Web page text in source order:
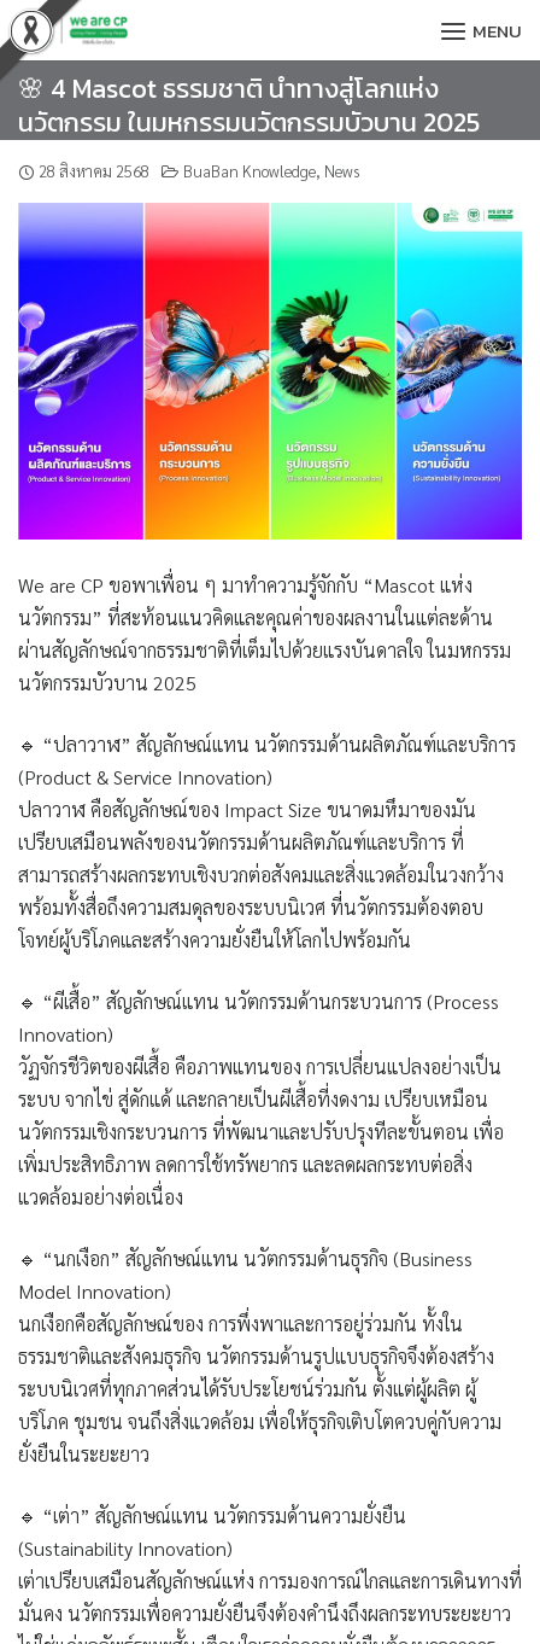
Skip
to
content
MENU
🌸 4 Mascot ธรรมชาติ นำทางสู่โลกแห่ง
นวัตกรรม ในมหกรรมนวัตกรรมบัวบาน 2025
28 สิงหาคม 2568 BuaBan Knowledge, News
We are CP ขอพาเพื่อน ๆ มาทำความรู้จักกับ “Mascot แห่ง
นวัตกรรม” ที่สะท้อนแนวคิดและคุณค่าของผลงานในแต่ละด้าน
ผ่านสัญลักษณ์จากธรรมชาติที่เต็มไปด้วยแรงบันดาลใจ ในมหกรรม
นวัตกรรมบัวบาน 2025
🔹 “ปลาวาฬ” สัญลักษณ์แทน นวัตกรรมด้านผลิตภัณฑ์และบริการ
(Product & Service Innovation)
ปลาวาฬ คือสัญลักษณ์ของ Impact Size ขนาดมหึมาของมัน
เปรียบเสมือนพลังของนวัตกรรมด้านผลิตภัณฑ์และบริการ ที่
สามารถสร้างผลกระทบเชิงบวกต่อสังคมและสิ่งแวดล้อมในวงกว้าง
พร้อมทั้งสื่อถึงความสมดุลของระบบนิเวศ ที่นวัตกรรมต้องตอบ
โจทย์ผู้บริโภคและสร้างความยั่งยืนให้โลกไปพร้อมกัน
🔹 “ผีเสื้อ” สัญลักษณ์แทน นวัตกรรมด้านกระบวนการ (Process
Innovation)
วัฏจักรชีวิตของผีเสื้อ คือภาพแทนของ การเปลี่ยนแปลงอย่างเป็น
ระบบ จากไข่ สู่ดักแด้ และกลายเป็นผีเสื้อที่งดงาม เปรียบเหมือน
นวัตกรรมเชิงกระบวนการ ที่พัฒนาและปรับปรุงทีละขั้นตอน เพื่อ
เพิ่มประสิทธิภาพ ลดการใช้ทรัพยากร และลดผลกระทบต่อสิ่ง
แวดล้อมอย่างต่อเนื่อง
🔹 “นกเงือก” สัญลักษณ์แทน นวัตกรรมด้านธุรกิจ (Business
Model Innovation)
นกเงือกคือสัญลักษณ์ของ การพึ่งพาและการอยู่ร่วมกัน ทั้งใน
ธรรมชาติและสังคมธุรกิจ นวัตกรรมด้านรูปแบบธุรกิจจึงต้องสร้าง
ระบบนิเวศที่ทุกภาคส่วนได้รับประโยชน์ร่วมกัน ตั้งแต่ผู้ผลิต ผู้
บริโภค ชุมชน จนถึงสิ่งแวดล้อม เพื่อให้ธุรกิจเติบโตควบคู่กับความ
ยั่งยืนในระยะยาว
🔹 “เต่า” สัญลักษณ์แทน นวัตกรรมด้านความยั่งยืน
(Sustainability Innovation)
เต่าเปรียบเสมือนสัญลักษณ์แห่ง การมองการณ์ไกลและการเดินทางที่
มั่นคง นวัตกรรมเพื่อความยั่งยืนจึงต้องคำนึงถึงผลกระทบระยะยาว